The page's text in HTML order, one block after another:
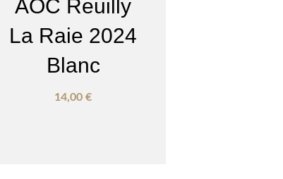
AOC Reuilly
La Raie 2024
Blanc
14,00€